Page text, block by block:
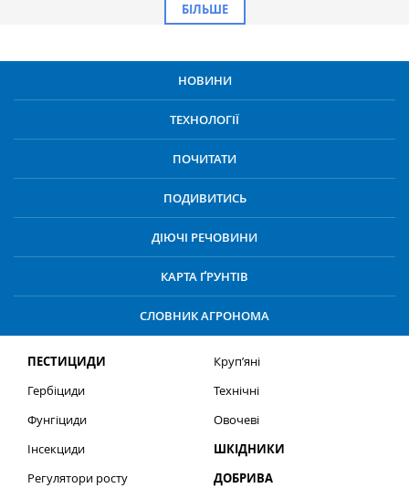
БІЛЬШЕ
НОВИНИ
ТЕХНОЛОГІЇ
ПОЧИТАТИ
ПОДИВИТИСЬ
ДІЮЧІ РЕЧОВИНИ
КАРТА ҐРУНТІВ
СЛОВНИК АГРОНОМА
ПЕСТИЦИДИ
Гербіциди
Фунгіциди
Інсекциди
Регулятори росту
Круп’яні
Технічні
Овочеві
ШКІДНИКИ
ДОБРИВА